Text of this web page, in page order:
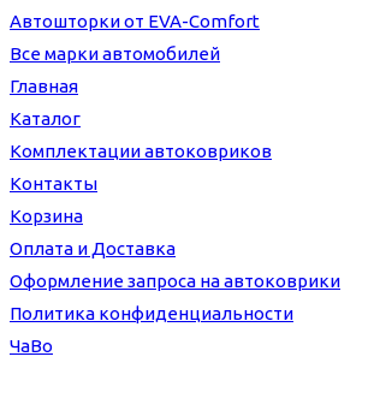
Автошторки от EVA-Comfort
Все марки автомобилей
Главная
Каталог
Комплектации автоковриков
Контакты
Корзина
Оплата и Доставка
Оформление запроса на автоковрики
Политика конфиденциальности
ЧаВо